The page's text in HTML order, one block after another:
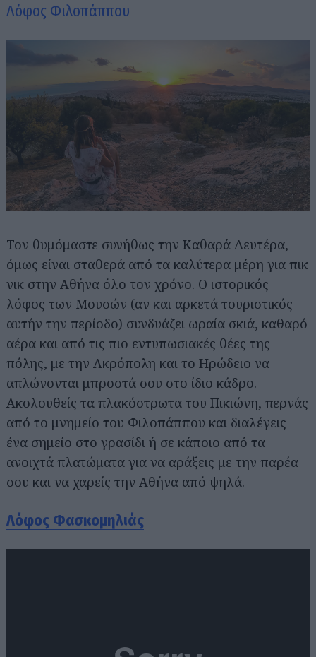
Λόφος Φιλοπάππου
Τον θυμόμαστε συνήθως την Καθαρά Δευτέρα,
όμως είναι σταθερά από τα καλύτερα μέρη για πικ
νικ στην Αθήνα όλο τον χρόνο. Ο ιστορικός
λόφος των Μουσών (αν και αρκετά τουριστικός
αυτήν την περίοδο) συνδυάζει ωραία σκιά, καθαρό
αέρα και από τις πιο εντυπωσιακές θέες της
πόλης, με την Ακρόπολη και το Ηρώδειο να
απλώνονται μπροστά σου στο ίδιο κάδρο.
Ακολουθείς τα πλακόστρωτα του Πικιώνη, περνάς
από το μνημείο του Φιλοπάππου και διαλέγεις
ένα σημείο στο γρασίδι ή σε κάποιο από τα
ανοιχτά πλατώματα για να αράξεις με την παρέα
σου και να χαρείς την Αθήνα από ψηλά.
Λόφος Φασκομηλιάς